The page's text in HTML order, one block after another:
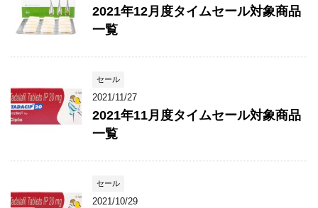
2021年12月度タイムセール対象商品
一覧
セール
2021/11/27
2021年11月度タイムセール対象商品
一覧
セール
2021/10/29